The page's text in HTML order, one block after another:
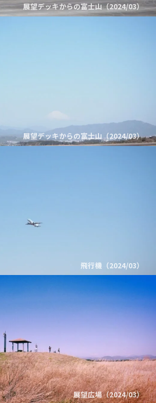
展望デッキからの富士山（2024/03）
展望デッキからの富士山（2024/03）
飛行機（2024/03）
展望広場（2024/03）